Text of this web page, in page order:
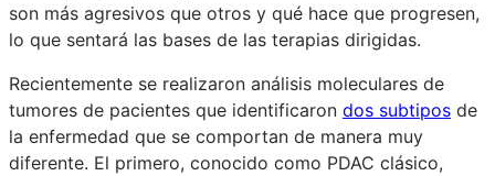
son más agresivos que otros y qué hace que progresen,
lo que sentará las bases de las terapias dirigidas.
Recientemente se realizaron análisis moleculares de
tumores de pacientes que identificaron dos subtipos de
la enfermedad que se comportan de manera muy
diferente. El primero, conocido como PDAC clásico,